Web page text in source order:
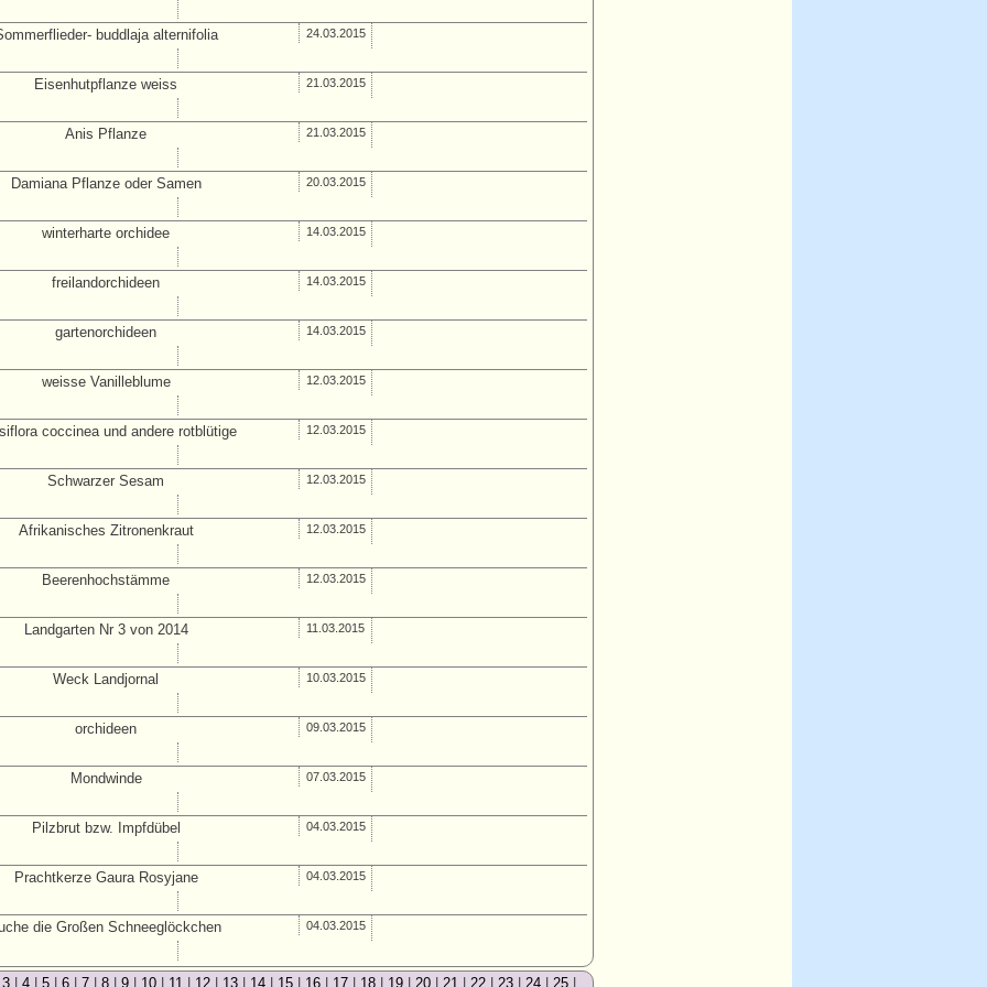
buddlaja alternifolia 24.03.2015
Eisenhutpflanze weiss 21.03.2015
Anis Pflanze 21.03.2015
Damiana Pflanze oder Samen 20.03.2015
winterharte orchidee 14.03.2015
freilandorchideen 14.03.2015
gartenorchideen 14.03.2015
weisse Vanilleblume 12.03.2015
coccinea und andere rotblütige 12.03.2015
Schwarzer Sesam 12.03.2015
Afrikanisches Zitronenkraut 12.03.2015
Beerenhochstämme 12.03.2015
Landgarten Nr 3 von 2014 11.03.2015
Weck Landjornal 10.03.2015
orchideen 09.03.2015
Mondwinde 07.03.2015
Pilzbrut bzw. Impfdübel 04.03.2015
Prachtkerze Gaura Rosyjane 04.03.2015
die Großen Schneeglöckchen 04.03.2015
3 4 5 6 7 8 9 10 11 12 13 14 15 16 17 18 19 20 21 22 23 24 25